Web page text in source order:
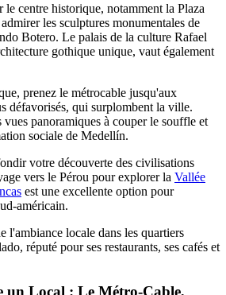
le centre historique, notamment la Plaza
les sculptures monumentales de
Botero. Le palais de la culture Rafael
gothique unique, vaut également
prenez le métrocable jusqu'aux
défavorisés, qui surplombent la ville.
panoramiques à couper le souffle et
sociale de Medellín.
votre découverte des civilisations
vers le Pérou pour explorer la Vallée
est une excellente option pour
américain.
l'ambiance locale dans les quartiers
réputé pour ses restaurants, ses cafés et